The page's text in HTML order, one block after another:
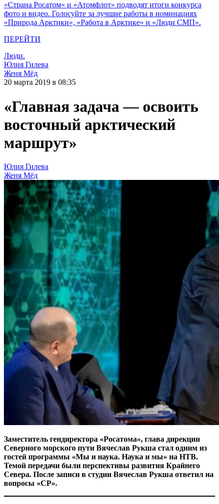
«Страна Росатом» и «Атомфлот» подводят итоги конкурса
фото и видео. Голосуйте за лучшие работы в номинациях
«Природа Арктики», «Работа в Арктике» и «Люди СМП».
ПЕРЕЙТИ
Люди.
Юлия Гилева
Женя Мёд
20 марта 2019 в 08:35
«Главная задача — освоить
восточный арктический
маршрут»
Юлия Гилева
Женя Мёд
Заместитель гендиректора «Росатома», глава дирекции
Северного морского пути Вячеслав Рукша стал одним из
гостей программы «Мы и наука. Наука и мы» на НТВ.
Темой передачи были перспективы развития Крайнего
Севера. После записи в студии Вячеслав Рукша ответил на
вопросы «СР».